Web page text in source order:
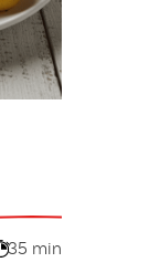
35 min